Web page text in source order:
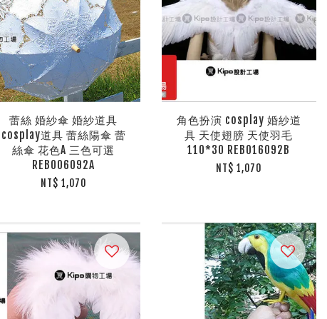
蕾絲 婚紗傘 婚紗道具
cosplay道具 蕾絲陽傘 蕾
絲傘 花色A 三色可選
REB006092A
NT$ 1,070
角色扮演 cosplay 婚紗道
具 天使翅膀 天使羽毛
110*30 REB016092B
NT$ 1,070